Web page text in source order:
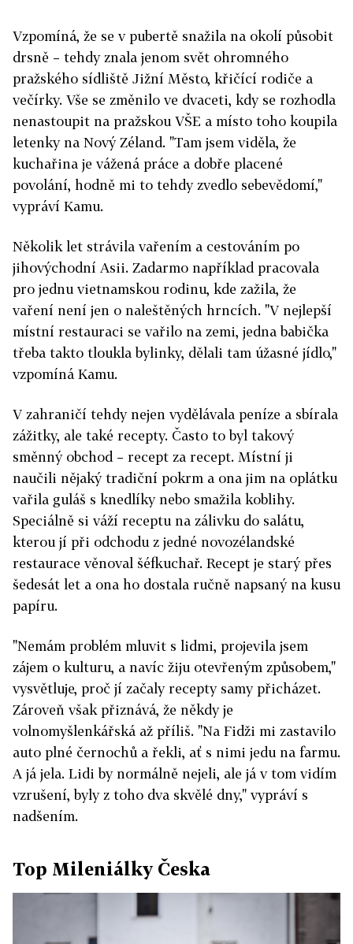
Vzpomíná, že se v pubertě snažila na okolí působit
drsně – tehdy znala jenom svět ohromného
pražského sídliště Jižní Město, křičící rodiče a
večírky. Vše se změnilo ve dvaceti, kdy se rozhodla
nenastoupit na pražskou VŠE a místo toho koupila
letenky na Nový Zéland. "Tam jsem viděla, že
kuchařina je vážená práce a dobře placené
povolání, hodně mi to tehdy zvedlo sebevědomí,"
vypráví Kamu.
Několik let strávila vařením a cestováním po
jihovýchodní Asii. Zadarmo například pracovala
pro jednu vietnamskou rodinu, kde zažila, že
vaření není jen o naleštěných hrncích. "V nejlepší
místní restauraci se vařilo na zemi, jedna babička
třeba takto tloukla bylinky, dělali tam úžasné jídlo,"
vzpomíná Kamu.
V zahraničí tehdy nejen vydělávala peníze a sbírala
zážitky, ale také recepty. Často to byl takový
směnný obchod – recept za recept. Místní ji
naučili nějaký tradiční pokrm a ona jim na oplátku
vařila guláš s knedlíky nebo smažila koblihy.
Speciálně si váží receptu na zálivku do salátu,
kterou jí při odchodu z jedné novozélandské
restaurace věnoval šéfkuchař. Recept je starý přes
šedesát let a ona ho dostala ručně napsaný na kusu
papíru.
"Nemám problém mluvit s lidmi, projevila jsem
zájem o kulturu, a navíc žiju otevřeným způsobem,"
vysvětluje, proč jí začaly recepty samy přicházet.
Zároveň však přiznává, že někdy je
volnomyšlenkářská až příliš. "Na Fidži mi zastavilo
auto plné černochů a řekli, ať s nimi jedu na farmu.
A já jela. Lidi by normálně nejeli, ale já v tom vidím
vzrušení, byly z toho dva skvělé dny," vypráví s
nadšením.
Top Mileniálky Česka